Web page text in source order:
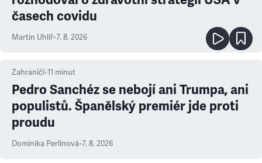
časech covidu
Martin Uhlíř•7. 8. 2026
Zahraničí•11 minut
Pedro Sanchéz se nebojí ani Trumpa, ani
populistů. Španělský premiér jde proti
proudu
Dominika Perlínová•7. 8. 2026